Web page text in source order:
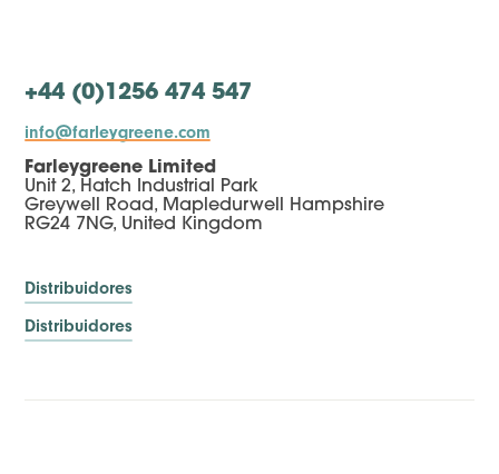
+44 (0)1256 474 547
info@farleygreene.com
Farleygreene Limited
Unit 2, Hatch Industrial Park
Greywell Road, Mapledurwell Hampshire
RG24 7NG, United Kingdom
Distribuidores
Distribuidores